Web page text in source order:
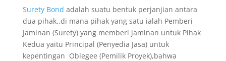
Surety Bond adalah suatu bentuk perjanjian antara
dua pihak,,di mana pihak yang satu ialah Pemberi
Jaminan (Surety) yang memberi jaminan untuk Pihak
Kedua yaitu Principal (Penyedia Jasa) untuk
kepentingan Oblegee (Pemilik Proyek),bahwa